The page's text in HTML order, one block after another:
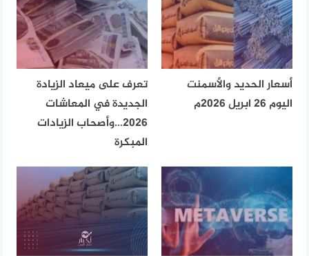
أسعار الحديد والأسمنت
اليوم 26 ابريل 2026م
تعرف على ميعاد الزيادة
الجديدة في المعاشات
2026…وأصحاب الزيادات
المبكرة